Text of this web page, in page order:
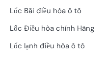
Lốc Bãi điều hòa ô tô
Lốc Điều hòa chính Hãng
Lốc lạnh điều hòa ô tô